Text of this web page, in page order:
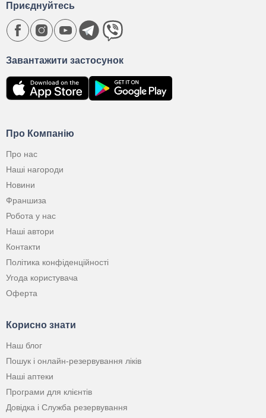
Про Компанію
Про нас
Наші нагороди
Новини
Франшиза
Робота у нас
Наші автори
Контакти
Політика конфіденційності
Угода користувача
Оферта
Корисно знати
Наш блог
Пошук і онлайн-резервування ліків
Наші аптеки
Програми для клієнтів
Довідка і Служба резервування
Завантажити застосунок
Приєднуйтесь